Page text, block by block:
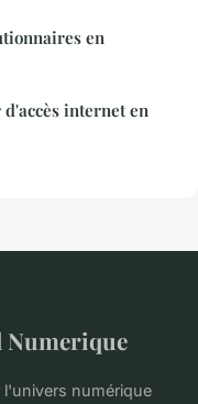
en
internet en
Numerique
numérique